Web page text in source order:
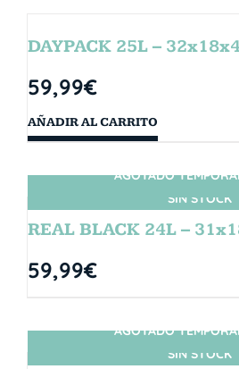
DAYPACK 25L –
59,99€
AÑADIR AL CARRITO
SIN STOCK
AGOTADO
REAL BLACK 24L –
59,99€
SIN STOCK
AGOTADO